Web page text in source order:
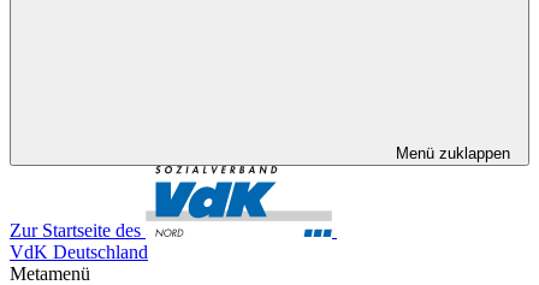
Menü zuklappen
Zur Startseite des
VdK Deutschland
Metamenü